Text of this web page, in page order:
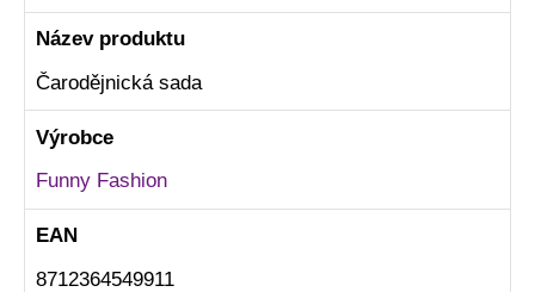
Název produktu
Čarodějnická sada
Výrobce
Funny Fashion
EAN
8712364549911